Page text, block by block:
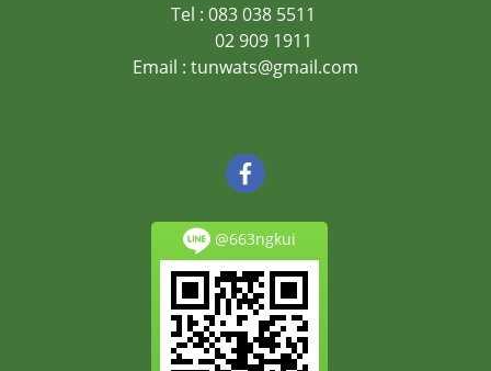
Tel : 083 038 5511
02 909 1911
Email : tunwats@gmail.com
@663ngkui